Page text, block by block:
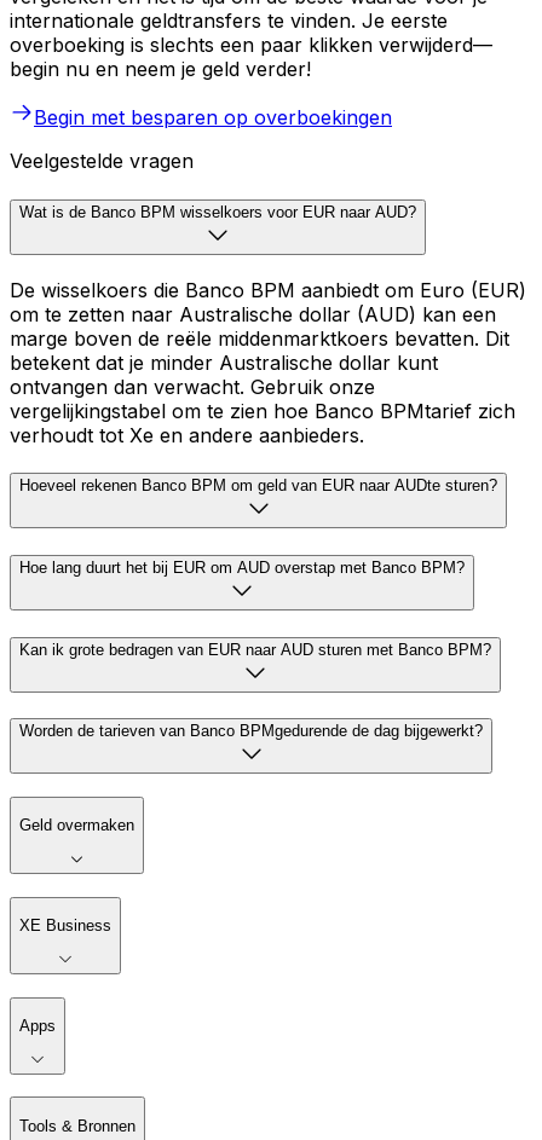
internationale geldtransfers te vinden. Je eerste
overboeking is slechts een paar klikken verwijderd—
begin nu en neem je geld verder!
Begin met besparen op overboekingen
Veelgestelde vragen
Wat is de Banco BPM wisselkoers voor EUR naar AUD?
De wisselkoers die Banco BPM aanbiedt om Euro (EUR)
om te zetten naar Australische dollar (AUD) kan een
marge boven de reële middenmarktkoers bevatten. Dit
betekent dat je minder Australische dollar kunt
ontvangen dan verwacht. Gebruik onze
vergelijkingstabel om te zien hoe Banco BPMtarief zich
verhoudt tot Xe en andere aanbieders.
Hoeveel rekenen Banco BPM om geld van EUR naar AUDte sturen?
Hoe lang duurt het bij EUR om AUD overstap met Banco BPM?
Kan ik grote bedragen van EUR naar AUD sturen met Banco BPM?
Worden de tarieven van Banco BPMgedurende de dag bijgewerkt?
Geld overmaken
XE Business
Apps
Tools & Bronnen